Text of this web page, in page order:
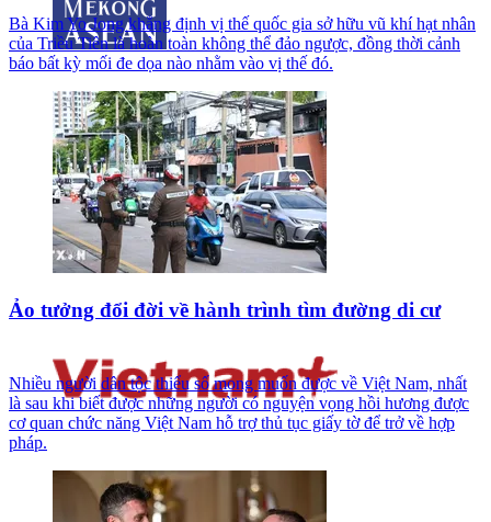
Bà Kim Yo Jong khẳng định vị thế quốc gia sở hữu vũ khí hạt nhân
của Triều Tiên là hoàn toàn không thể đảo ngược, đồng thời cảnh
báo bất kỳ mối đe dọa nào nhằm vào vị thế đó.
Ảo tưởng đổi đời về hành trình tìm đường di cư
Nhiều người dân tộc thiểu số mong muốn được về Việt Nam, nhất
là sau khi biết được những người có nguyện vọng hồi hương được
cơ quan chức năng Việt Nam hỗ trợ thủ tục giấy tờ để trở về hợp
pháp.